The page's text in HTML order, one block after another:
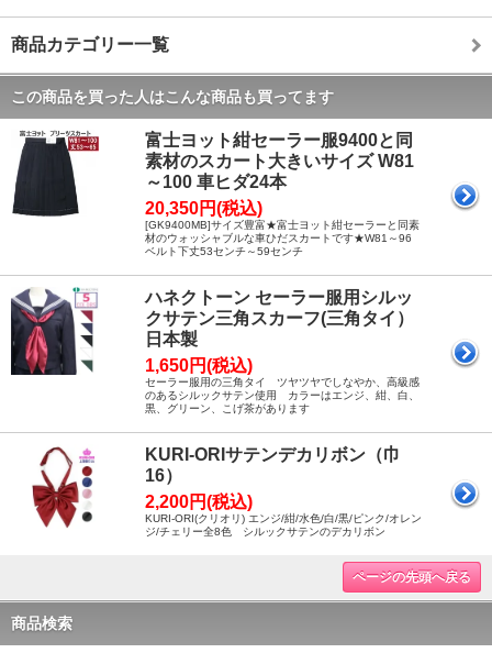
商品カテゴリー一覧
この商品を買った人はこんな商品も買ってます
富士ヨット紺セーラー服9400と同
素材のスカート大きいサイズ W81
～100 車ヒダ24本
20,350円(税込)
[GK9400MB]サイズ豊富★富士ヨット紺セーラーと同素
材のウォッシャブルな車ひだスカートです★W81～96
ベルト下丈53センチ～59センチ
ハネクトーン セーラー服用シルッ
クサテン三角スカーフ(三角タイ）
日本製
1,650円(税込)
セーラー服用の三角タイ ツヤツヤでしなやか、高級感
のあるシルックサテン使用 カラーはエンジ、紺、白、
黒、グリーン、こげ茶があります
KURI-ORIサテンデカリボン（巾
16）
2,200円(税込)
KURI-ORI(クリオリ) エンジ/紺/水色/白/黒/ピンク/オレン
ジ/チェリー全8色 シルックサテンのデカリボン
ページの先頭へ戻る
商品検索